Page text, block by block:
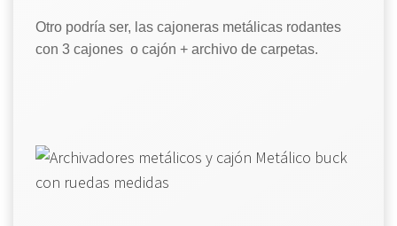
Otro podría ser, las cajoneras metálicas rodantes
con 3 cajones o cajón + archivo de carpetas.